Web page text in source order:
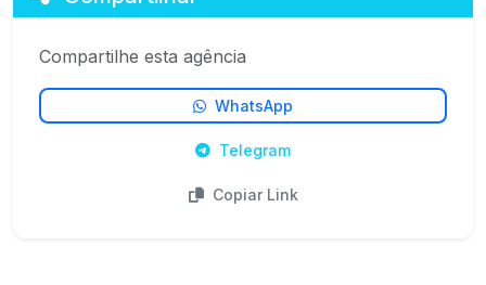
Compartilhe esta agência
WhatsApp
Telegram
Copiar Link